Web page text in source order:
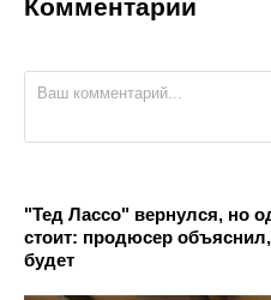
Комментарии
"Тед Лассо" вернулся, но
стоит: продюсер
будет